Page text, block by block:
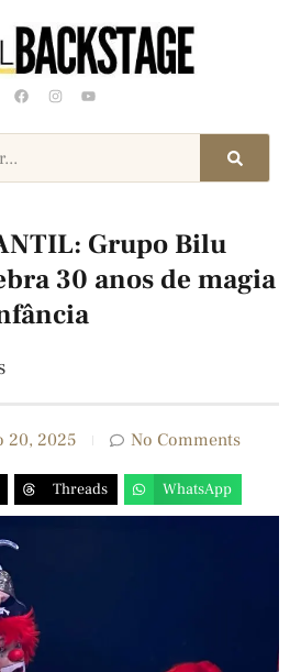
Grupo Bilu
30 anos de magia
20, 2025 No Comments
Threads WhatsApp